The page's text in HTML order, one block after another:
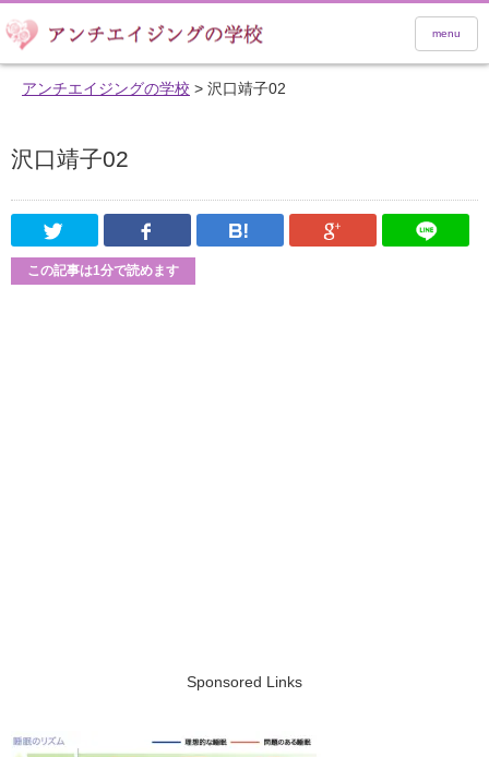
menu
アンチエイジングの学校 > 沢口靖子02
沢口靖子02
Twitter Facebook はてなブックマーク
Google
この記事は1分で読めます
Sponsored Links